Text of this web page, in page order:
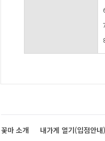
꽃마 소개 내가게 열기(입점안내)